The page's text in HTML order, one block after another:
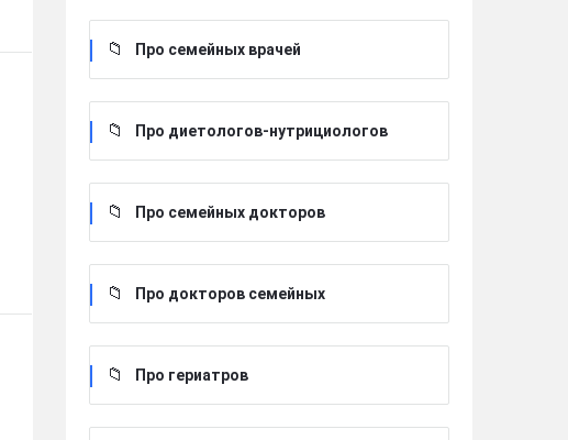
Про семейных врачей
Про диетологов-нутрициологов
Про семейных докторов
Про докторов семейных
Про гериатров